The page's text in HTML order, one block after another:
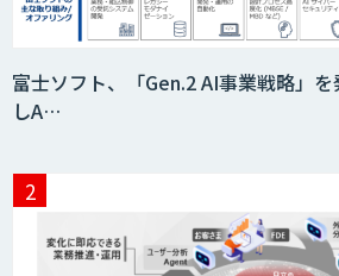
ービス
富士ソフト、「Gen.2 AI事業戦略」
しA…